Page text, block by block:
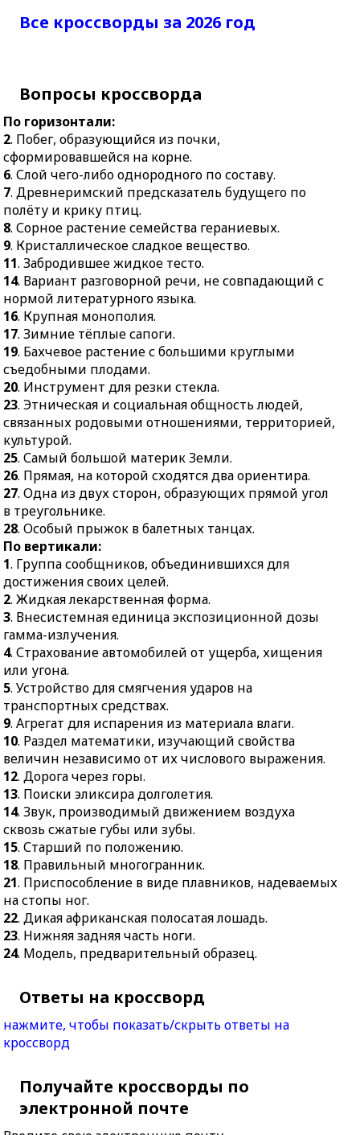
17.Зимние тёплые
сапоги.
съедобными плодами.
резки стекла.
23.Этническая и
социальная общность
людей, связанных
родовыми
отношениями,
территорией, культурой.
25.Самый большой
материк Земли.
26.Прямая, на которой
сходятся два ориентира.
27.Одна из двух сторон,
образующих прямой
угол в треугольнике.
28.Особый прыжок в
балетных танцах.
величин независимо от
13.Поиски эликсира
14.Звук, производимый
движением воздуха
сквозь сжатые губы или
зубы.
положению.
18.Правильный
многогранник.
21.
ног.
полосатая лошадь.
23.Нижняя задняя часть
ноги.
24.Модель,
предварительный
образец.
Все кроссворды за 2026 год
Вопросы кроссворда
По горизонтали:
2. Побег, образующийся из почки,
сформировавшейся на корне.
6. Слой чего-либо однородного по составу.
7. Древнеримский предсказатель будущего по
полёту и крику птиц.
8. Сорное растение семейства гераниевых.
9. Кристаллическое сладкое вещество.
11. Забродившее жидкое тесто.
14. Вариант разговорной речи, не совпадающий с
нормой литературного языка.
16. Крупная монополия.
17. Зимние тёплые сапоги.
19. Бахчевое растение с большими круглыми
съедобными плодами.
20. Инструмент для резки стекла.
23. Этническая и социальная общность людей,
связанных родовыми отношениями, территорией,
культурой.
25. Самый большой материк Земли.
26. Прямая, на которой сходятся два ориентира.
27. Одна из двух сторон, образующих прямой угол
в треугольнике.
28. Особый прыжок в балетных танцах.
По вертикали:
1. Группа сообщников, объединившихся для
достижения своих целей.
2. Жидкая лекарственная форма.
3. Внесистемная единица экспозиционной дозы
гамма-излучения.
4. Страхование автомобилей от ущерба, хищения
или угона.
5. Устройство для смягчения ударов на
транспортных средствах.
9. Агрегат для испарения из материала влаги.
10. Раздел математики, изучающий свойства
величин независимо от их числового выражения.
12. Дорога через горы.
13. Поиски эликсира долголетия.
14. Звук, производимый движением воздуха
сквозь сжатые губы или зубы.
15. Старший по положению.
18. Правильный многогранник.
21. Приспособление в виде плавников, надеваемых
на стопы ног.
22. Дикая африканская полосатая лошадь.
23. Нижняя задняя часть ноги.
24. Модель, предварительный образец.
Ответы на кроссворд
нажмите, чтобы показать/скрыть ответы на
кроссворд
Получайте кроссворды по
электронной почте